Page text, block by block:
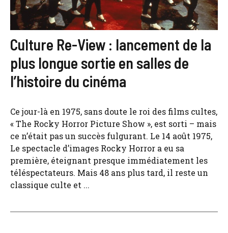
Culture Re-View : lancement de la
plus longue sortie en salles de
l’histoire du cinéma
Ce jour-là en 1975, sans doute le roi des films cultes,
« The Rocky Horror Picture Show », est sorti – mais
ce n’était pas un succès fulgurant. Le 14 août 1975,
Le spectacle d’images Rocky Horror a eu sa
première, éteignant presque immédiatement les
téléspectateurs. Mais 48 ans plus tard, il reste un
classique culte et ...